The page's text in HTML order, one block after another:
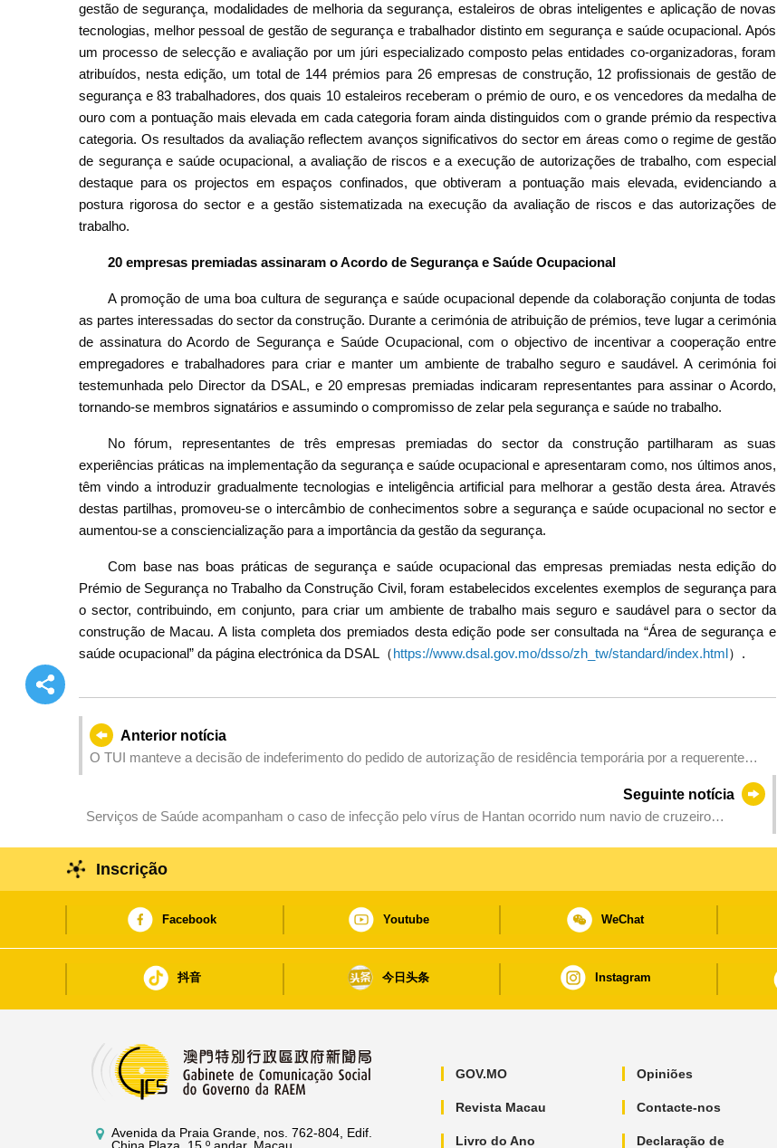
gestão de segurança, modalidades de melhoria da segurança, estaleiros de obras inteligentes e aplicação de novas
tecnologias, melhor pessoal de gestão de segurança e trabalhador distinto em segurança e saúde ocupacional. Após
um processo de selecção e avaliação por um júri especializado composto pelas entidades co-organizadoras, foram
atribuídos, nesta edição, um total de 144 prémios para 26 empresas de construção, 12 profissionais de gestão de
segurança e 83 trabalhadores, dos quais 10 estaleiros receberam o prémio de ouro, e os vencedores da medalha de
ouro com a pontuação mais elevada em cada categoria foram ainda distinguidos com o grande prémio da respectiva
categoria. Os resultados da avaliação reflectem avanços significativos do sector em áreas como o regime de gestão
de segurança e saúde ocupacional, a avaliação de riscos e a execução de autorizações de trabalho, com especial
destaque para os projectos em espaços confinados, que obtiveram a pontuação mais elevada, evidenciando a
postura rigorosa do sector e a gestão sistematizada na execução da avaliação de riscos e das autorizações de
trabalho.
20 empresas premiadas assinaram o Acordo de Segurança e Saúde Ocupacional
A promoção de uma boa cultura de segurança e saúde ocupacional depende da colaboração conjunta de todas
as partes interessadas do sector da construção. Durante a cerimónia de atribuição de prémios, teve lugar a cerimónia
de assinatura do Acordo de Segurança e Saúde Ocupacional, com o objectivo de incentivar a cooperação entre
empregadores e trabalhadores para criar e manter um ambiente de trabalho seguro e saudável. A cerimónia foi
testemunhada pelo Director da DSAL, e 20 empresas premiadas indicaram representantes para assinar o Acordo,
tornando-se membros signatários e assumindo o compromisso de zelar pela segurança e saúde no trabalho.
No fórum, representantes de três empresas premiadas do sector da construção partilharam as suas
experiências práticas na implementação da segurança e saúde ocupacional e apresentaram como, nos últimos anos,
têm vindo a introduzir gradualmente tecnologias e inteligência artificial para melhorar a gestão desta área. Através
destas partilhas, promoveu-se o intercâmbio de conhecimentos sobre a segurança e saúde ocupacional no sector e
aumentou-se a consciencialização para a importância da gestão da segurança.
Com base nas boas práticas de segurança e saúde ocupacional das empresas premiadas nesta edição do
Prémio de Segurança no Trabalho da Construção Civil, foram estabelecidos excelentes exemplos de segurança para
o sector, contribuindo, em conjunto, para criar um ambiente de trabalho mais seguro e saudável para o sector da
construção de Macau. A lista completa dos premiados desta edição pode ser consultada na “Área de segurança e
saúde ocupacional” da página electrónica da DSAL（ https://www.dsal.gov.mo/dsso/zh_tw/standard/index.html ）.
Anterior notícia
O TUI manteve a decisão de indeferimento do pedido de autorização de residência temporária por a requerente
Seguinte notícia
Serviços de Saúde acompanham o caso de infecção pelo vírus de Hantan ocorrido num navio de cruzeiro
Inscrição
Facebook Youtube WeChat
抖音 今日头条 Instagram
Avenida da Praia Grande, nos. 762-804, Edif.
China Plaza, 15.º andar, Macau
GOV.MO
Revista Macau
Livro do Ano
Opiniões
Contacte-nos
Declaração de